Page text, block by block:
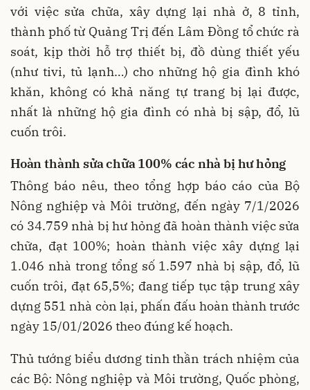
với việc sửa chữa, xây dựng lại nhà ở, 8 tỉnh,
thành phố từ Quảng Trị đến Lâm Đồng tổ chức rà
soát, kịp thời hỗ trợ thiết bị, đồ dùng thiết yếu
(như tivi, tủ lạnh…) cho những hộ gia đình khó
khăn, không có khả năng tự trang bị lại được,
nhất là những hộ gia đình có nhà bị sập, đổ, lũ
cuốn trôi.
Hoàn thành sửa chữa 100% các nhà bị hư hỏng
Thông báo nêu, theo tổng hợp báo cáo của Bộ
Nông nghiệp và Môi trường, đến ngày 7/1/2026
có 34.759 nhà bị hư hỏng đã hoàn thành việc sửa
chữa, đạt 100%; hoàn thành việc xây dựng lại
1.046 nhà trong tổng số 1.597 nhà bị sập, đổ, lũ
cuốn trôi, đạt 65,5%; đang tiếp tục tập trung xây
dựng 551 nhà còn lại, phấn đấu hoàn thành trước
ngày 15/01/2026 theo đúng kế hoạch.
Thủ tướng biểu dương tinh thần trách nhiệm của
các Bộ: Nông nghiệp và Môi trường, Quốc phòng,